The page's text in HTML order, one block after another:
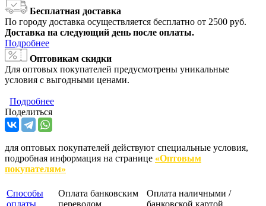
Бесплатная доставка
По городу доставка осуществляется бесплатно от 2500 руб.
Доставка на следующий день после оплаты.
Подробнее
Оптовикам скидки
Для оптовых покупателей предусмотрены уникальные
условия с выгодными ценами.
Подробнее
Поделиться
для оптовых покупателей действуют специальные условия,
подробная информация на странице «Оптовым
покупателям»
Способы
Оплата банковским
Оплата наличными /